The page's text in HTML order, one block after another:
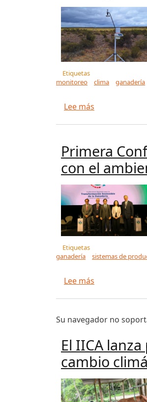
Etiquetas
monitoreo
clima ganadería
Lee más
Primera
con el
Etiquetas
ganadería
sistemas de
Lee más
Su navegador no
El IICA
cambio